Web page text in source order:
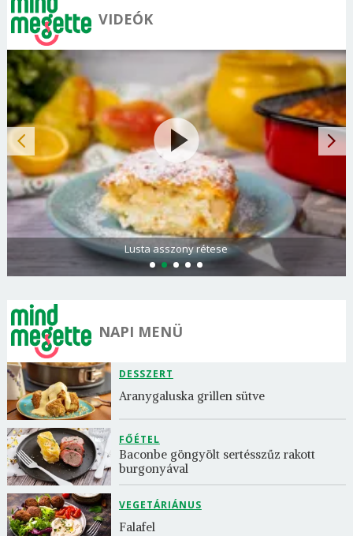
VIDEÓK
Lusta asszony rétese
NAPI MENÜ
DESSZERT
Aranygaluska grillen sütve
FŐÉTEL
Baconbe göngyölt sertésszűz rakott
burgonyával
VEGETÁRIÁNUS
Falafel